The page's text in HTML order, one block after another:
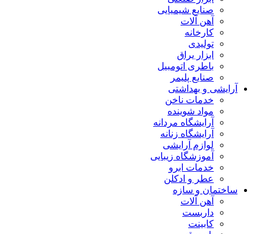
صنایع شیمیایی
آهن آلات
کارخانه
تولیدی
ابزار یراق
باطری اتومبیل
صنایع پلیمر
آرایشی و بهداشتی
خدمات ناخن
مواد شوینده
آرایشگاه مردانه
آرایشگاه زنانه
لوازم آرایشی
آموزشگاه زیبایی
خدمات ابرو
عطر و ادکلن
ساختمان و سازه
آهن آلات
داربست
کابینت